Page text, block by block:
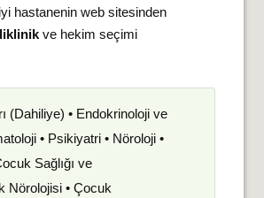
hastanenin web sitesinden
ve hekim seçimi
(Dahiliye) • Endokrinoloji ve
• Psikiyatri • Nöroloji •
Sağlığı ve
Nörolojisi • Çocuk